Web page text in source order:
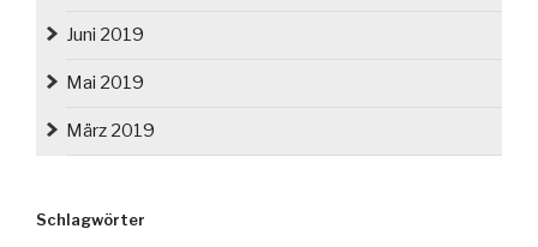
Juni 2019
Mai 2019
März 2019
Schlagwörter